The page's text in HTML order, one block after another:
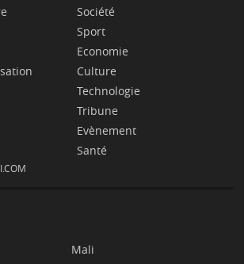
Société
Sport
Economie
Culture
Technologie
Tribune
Evènement
Santé
Mali